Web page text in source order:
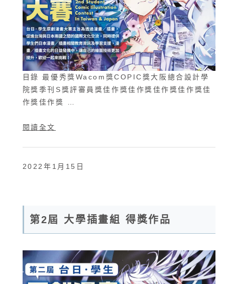
目錄 最優秀獎Wacom獎COPIC獎大阪總合設計學
院獎季刊S獎評審員獎佳作獎佳作獎佳作獎佳作獎佳
作獎佳作獎 …
閱讀全文
2022年1月15日
第2屆 大學插畫組 得獎作品